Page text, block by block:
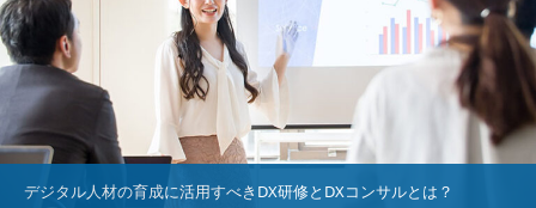
デジタル人材の育成に活用すべきDX研修とDXコンサルとは？